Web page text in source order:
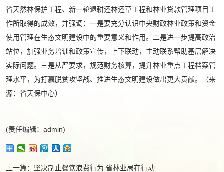
省天然林保护工程、新一轮退耕还林还草工程和林业贷款管理项目工
作所取得的成效，并强调：一是要充分认识中央财政林业政策和资金
使用管理在生态文明建设中的重要意义和作用。二是进一步提高政治
站位，加强业务培训和政策宣传，上下联动，主动联系帮助基层解决
实际问题。三是从严要求，规范财务核算，提升林业重点工程档案管
理水平，为打赢脱贫攻坚战、推进生态文明建设做出更大贡献。（来
源：省天保中心）
(责任编辑：admin)
上一篇： 坚决制止餐饮浪费行为 省林业局在行动